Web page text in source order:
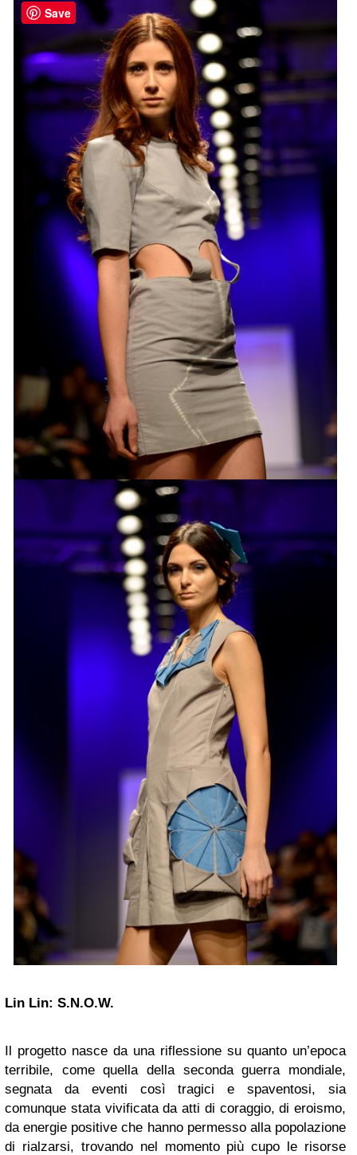
Lin Lin: S.N.O.W.
Il progetto nasce da una riflessione su quanto un’epoca
terribile, come quella della seconda guerra mondiale,
segnata da eventi così tragici e spaventosi, sia
comunque stata vivificata da atti di coraggio, di eroismo,
da energie positive che hanno permesso alla popolazione
di rialzarsi, trovando nel momento più cupo le risorse
Save